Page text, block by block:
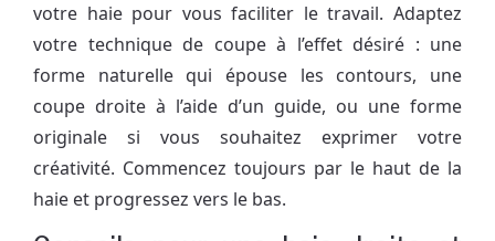
votre haie pour vous faciliter le travail. Adaptez
votre technique de coupe à l’effet désiré : une
forme naturelle qui épouse les contours, une
coupe droite à l’aide d’un guide, ou une forme
originale si vous souhaitez exprimer votre
créativité. Commencez toujours par le haut de la
haie et progressez vers le bas.